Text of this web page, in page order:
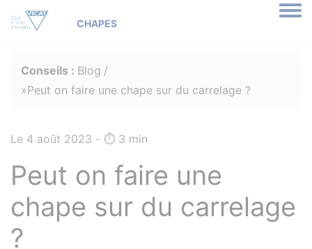
Conseils : Blog
Peut on faire une chape sur du carrelage ?
Le 4 août 2023 - ⏱️️ 3 min
Peut on faire une
chape sur du carrelage
?